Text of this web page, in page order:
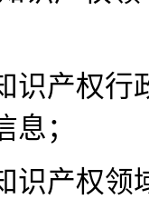
产权行
；
产权领